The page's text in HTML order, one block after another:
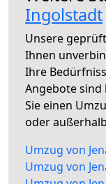
Ingolstadt
Unsere
Ihnen
Ihre
Angebote sind
Sie einen
oder
Umzug von
Umzug von